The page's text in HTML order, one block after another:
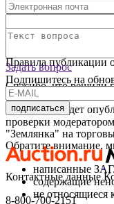
Текст отзыва:
Правила публикации
Спасибо, что решили
Ваш отзыв будет
проверки
Обратите внимание,
написанные
содержащие
не относящиеся
Задать вопрос
Подпишитесь на
подписаться
"Землянка" на
Контактные данные
8-800-700-2151